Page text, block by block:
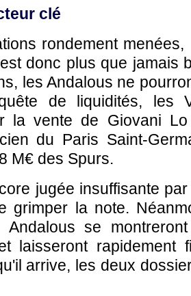
clé
rondement
donc plus que jamais
les Andalous ne
de liquidités, les
la vente de Giovani
du Paris Saint-
M€ des Spurs.
jugée insuffisante
grimper la note.
se
laisseront rapidement
arrive, les deux